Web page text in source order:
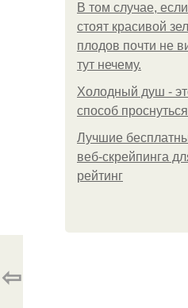
В том случае,
стоят красивой
плодов почти не
тут нечему.
Холодный душ -
способ
Лучшие
веб-скрейпинга
рейтинг
⇦